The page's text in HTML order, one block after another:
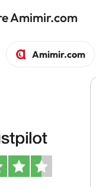
Amimir.com
Amimir.com